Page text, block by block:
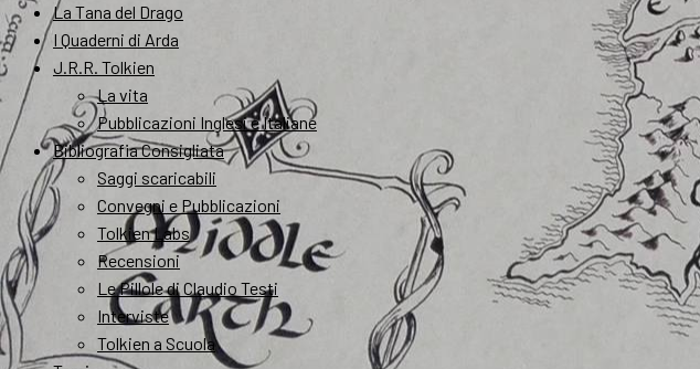
La Tana del Drago
I Quaderni di Arda
J.R.R. Tolkien
La vita
Pubblicazioni Inglesi e Italiane
Bibliografia Consigliata
Saggi scaricabili
Convegni e Pubblicazioni
Tolkien Labs
Recensioni
Le Pillole di Claudio Testi
Interviste
Tolkien a Scuola